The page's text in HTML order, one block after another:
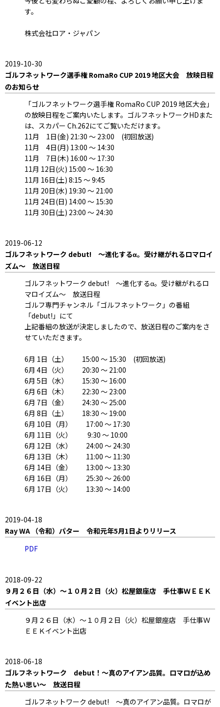
す。
株式会社ロア・ジャパン
2019-10-30
ゴルフネットワーク選手権 RomaRo CUP 2019 地区大会 放映日程
のお知らせ
「ゴルフネットワーク選手権 RomaRo CUP 2019 地区大会」
の放映日程をご案内いたします。ゴルフネットワークHDまた
は、スカパー Ch.262にてご覧いただけます。
11月 1日(金) 21:30 ～ 23:00 (初回放送)
11月 4日(月) 13:00 ～ 14:30
11月 7日(木) 16:00 ～ 17:30
11月 12日(火) 15:00 ～ 16:30
11月 16日(土) 8:15 ～ 9:45
11月 20日(水) 19:30 ～ 21:00
11月 24日(日) 14:00 ～ 15:30
11月 30日(土) 23:00 ～ 24:30
2019-06-12
ゴルフネットワーク debut! ～進化するα。受け継がれるロマロイ
ズム～ 放送日程
ゴルフネットワーク debut! ～進化するα。受け継がれるロ
マロイズム～ 放送日程
ゴルフ専門チャンネル「ゴルフネットワーク」の番組
「debut!」にて
上記番組の放送が決定しましたので、放送日程のご案内をさ
せていただきます。
6月 1日（土） 15:00 ～ 15:30 (初回放送)
6月 4日（火） 20:30 ～ 21:00
6月 5日（水） 15:30 ～ 16:00
6月 6日（木） 22:30 ～ 23:00
6月 7日（金） 24:30 ～ 25:00
6月 8日（土） 18:30 ～ 19:00
6月 10日（月） 17:00 ～ 17:30
6月 11日（火） 9:30 ～ 10:00
6月 12日（水） 24:00 ～ 24:30
6月 13日（木） 11:00 ～ 11:30
6月 14日（金） 13:00 ～ 13:30
6月 16日（月） 25:30 ～ 26:00
6月 17日（火） 13:30 ～ 14:00
2019-04-18
Ray WA （令和）パター 令和元年5月1日よりリリース
PDF
2018-09-22
９月２６日（水）～１０月２日（火）松屋銀座店 手仕事ＷＥＥＫ
イベント出店
９月２６日（水）～１０月２日（火）松屋銀座店 手仕事Ｗ
ＥＥＫイベント出店
2018-06-18
ゴルフネットワーク debut！～真のアイアン品質。ロマロが込め
た熱い思い～ 放送日程
ゴルフネットワーク debut! ～真のアイアン品質。ロマロが